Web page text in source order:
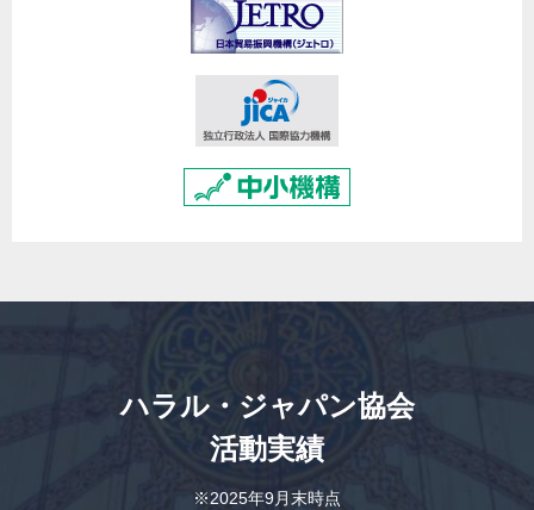
ハラル・ジャパン協会
活動実績
※2025年9月末時点